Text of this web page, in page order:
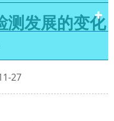
测发展的变化
27